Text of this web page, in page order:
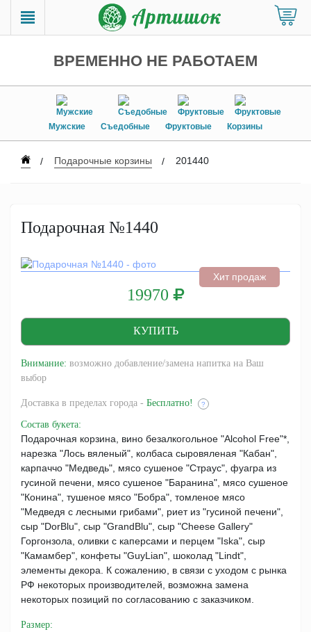
ВРЕМЕННО НЕ РАБОТАЕМ
Мужские Съедобные Фруктовые Корзины
Подарочные корзины 201440
Хит продаж
Подарочная №1440
19970
Внимание: возможно добавление/замена напитка на Ваш
выбор
Доставка в пределах города - Бесплатно! ?
Состав букета:
Подарочная корзина, вино безалкогольное "Alcohol Free"*,
нарезка "Лось вяленый", колбаса сыровяленая "Кабан",
карпаччо "Медведь", мясо сушеное "Страус", фуагра из
гусиной печени, мясо сушеное "Баранина", мясо сушеное
"Конина", тушеное мясо "Бобра", томленое мясо
"Медведя с лесными грибами", риет из "гусиной печени",
сыр "DorBlu", сыр "GrandBlu", сыр "Cheese Gallery"
Горгонзола, оливки с каперсами и перцем "Iska", сыр
"Камамбер", конфеты "GuyLian", шоколад "Lindt",
элементы декора. К сожалению, в связи с уходом с рынка
РФ некоторых производителей, возможна замена
некоторых позиций по согласованию с заказчиком.
Размер: